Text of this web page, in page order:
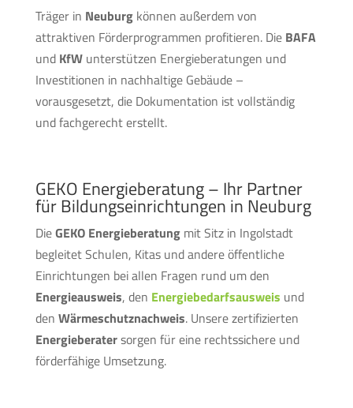
Träger in Neuburgkönnen außerdem von
attraktiven Förderprogrammen profitieren. DieBAFA
undKfWunterstützen Energieberatungen und
Investitionen in nachhaltige Gebäude –
vorausgesetzt, die Dokumentation ist vollständig
und fachgerecht erstellt.
GEKO Energieberatung – Ihr Partner
für Bildungseinrichtungen in Neuburg
DieGEKO Energieberatungmit Sitz in Ingolstadt
begleitet Schulen, Kitas und andere öffentliche
Einrichtungen bei allen Fragen rund um den
Energieausweis, den Energiebedarfsausweis und
denWärmeschutznachweis. Unsere zertifizierten
Energieberatersorgen für eine rechtssichere und
förderfähige Umsetzung.